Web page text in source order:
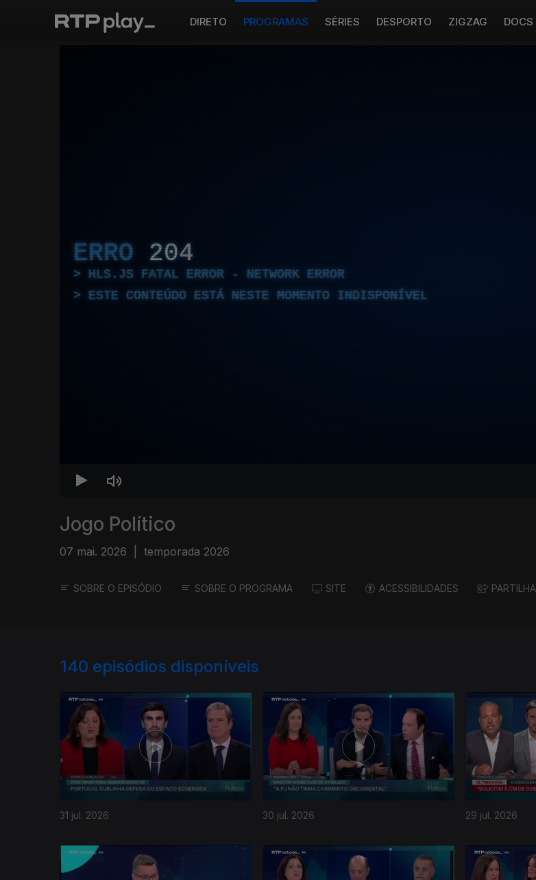
DIRETO PROGRAMAS SÉRIES DESPORTO ZIGZAG DOCS
ERRO 204
HLS.JS FATAL ERROR - NETWORK ERROR
ESTE CONTEÚDO ESTÁ NESTE MOMENTO INDISPONÍVEL
Jogo Político
07 mai. 2026 temporada 2026
SOBRE O EPISÓDIO SOBRE O PROGRAMA SITE ACESSIBILIDADES PARTILHA
140 episódios disponíveis
31 jul. 2026 30 jul. 2026 29 jul. 2026